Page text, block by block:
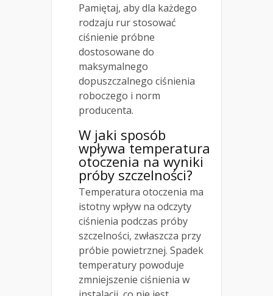
Pamiętaj, aby dla każdego
rodzaju rur stosować
ciśnienie próbne
dostosowane do
maksymalnego
dopuszczalnego ciśnienia
roboczego i norm
producenta.
W jaki sposób
wpływa temperatura
otoczenia na wyniki
próby szczelności?
Temperatura otoczenia ma
istotny wpływ na odczyty
ciśnienia podczas próby
szczelności, zwłaszcza przy
próbie powietrznej. Spadek
temperatury powoduje
zmniejszenie ciśnienia w